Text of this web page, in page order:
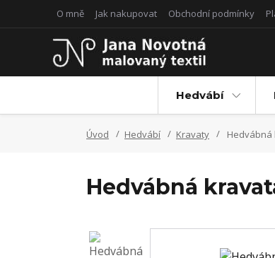
O mně Jak nakupovat Obchodní podmínky
Hedvábí
Úvod Hedvábí Kravaty Hedvábná
Hedvábná